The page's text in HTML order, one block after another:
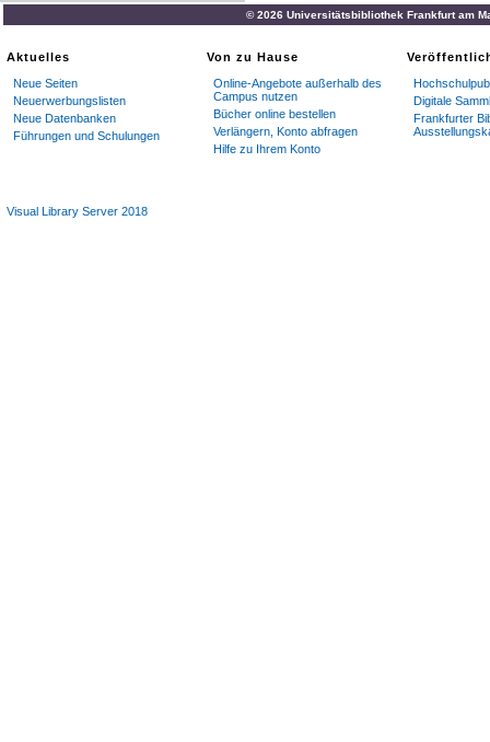
© 2026 Universitätsbibliothek Frankfurt am
Aktuelles
Neue Seiten
Neuerwerbungslisten
Neue Datenbanken
Führungen und Schulungen
Von zu Hause
Online-Angebote außerhalb des
Campus nutzen
Bücher online bestellen
Verlängern, Konto abfragen
Hilfe zu Ihrem Konto
Digitale
Frankfurter
Visual Library Server 2018